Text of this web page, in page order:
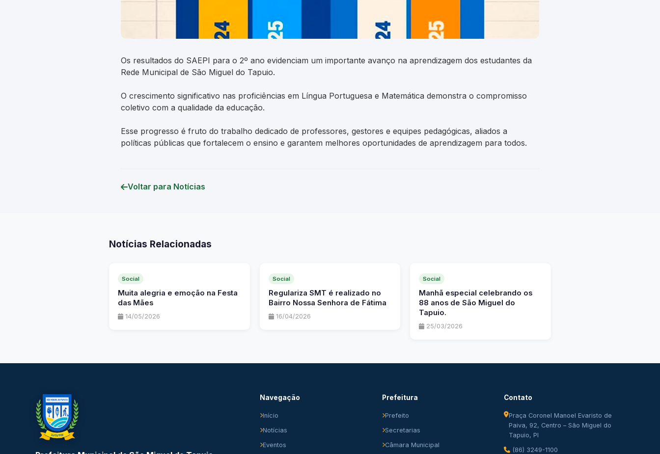
Os resultados do SAEPI para o 2º ano evidenciam um importante avanço na aprendizagem dos estudantes da
Rede Municipal de São Miguel do Tapuio.
O crescimento significativo nas proficiências em Língua Portuguesa e Matemática demonstra o compromisso
coletivo com a qualidade da educação.
Esse progresso é fruto do trabalho dedicado de professores, gestores e equipes pedagógicas, aliados a
políticas públicas que fortalecem o ensino e garantem melhores oportunidades de aprendizagem para todos.
Voltar para Notícias
Notícias Relacionadas
Social
Muita alegria e emoção na Festa
das Mães
14/05/2026
Social
Regulariza SMT é realizado no
Bairro Nossa Senhora de Fátima
16/04/2026
Social
Manhã especial celebrando os
88 anos de São Miguel do
Tapuio.
25/03/2026
Navegação
Início
Notícias
Eventos
Prefeitura
Prefeito
Secretarias
Câmara Municipal
Contato
Praça Coronel Manoel Evaristo de
Paiva, 92, Centro – São Miguel do
Tapuio, PI
(86) 3249-1100